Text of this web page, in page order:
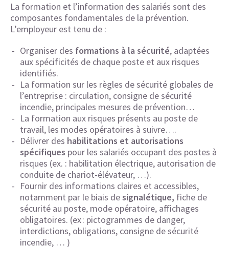
La formation et l’information des salariés sont des
composantes fondamentales de la prévention.
L’employeur est tenu de :
Organiser des formations à la sécurité, adaptées
aux spécificités de chaque poste et aux risques
identifiés.
La formation sur les règles de sécurité globales de
l’entreprise : circulation, consigne de sécurité
incendie, principales mesures de prévention…
La formation aux risques présents au poste de
travail, les modes opératoires à suivre….
Délivrer des habilitations et autorisations
spécifiques pour les salariés occupant des postes à
risques (ex. : habilitation électrique, autorisation de
conduite de chariot-élévateur, …).
Fournir des informations claires et accessibles,
notamment par le biais designalétique, fiche de
sécurité au poste, mode opératoire, affichages
obligatoires. (ex : pictogrammes de danger,
interdictions, obligations, consigne de sécurité
incendie, … )